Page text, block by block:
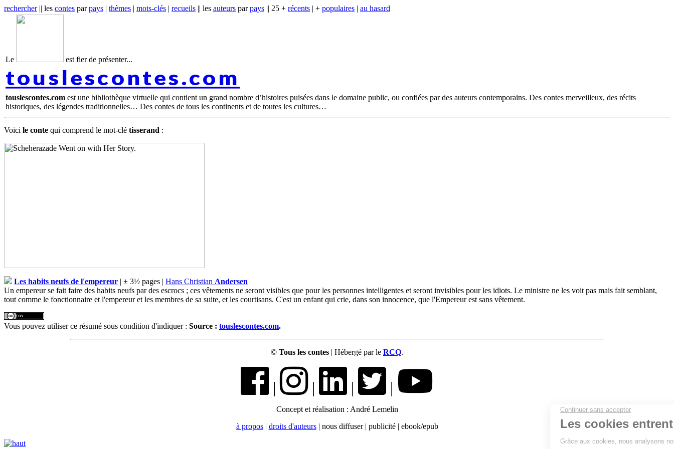
rechercher|| les contes parpays | thèmes | mots-clés | recueils || les auteurs parpays || 25 + récents | + populaires | au hasard
Le est fier de présenter...
touslescontes.com
touslescontes.com est une bibliothèque virtuelle qui contient un grand nombre d’histoires puisées dans le domaine public, ou confiées par des auteurs contemporains. Des contes merveilleux, des récits
historiques, des légendes traditionnelles… Des contes de tous les continents et de toutes les cultures
Voici le conte qui comprend le mot-clé tisserand :
Les habits neufs de l'empereur | ± 3½ pages | Hans Christian Andersen
Un empereur se fait faire des habits neufs par des escrocs ; ces vêtements ne seront visibles que pour les personnes intelligentes et seront invisibles pour les idiots. Le ministre ne les voit pas mais fait semblant,
tout comme le fonctionnaire et l'empereur et les membres de sa suite, et les courtisans. C'est un enfant qui crie, dans son innocence, que l'Empereur est sans vêtement.
Vous pouvez utiliser ce résumé sous condition d'indiquer : Source : touslescontes.com.
© Tous les contes | Hébergé par le RCQ.
| | | |
Concept et réalisation : André Lemelin
à propos| droits d'auteurs| nous diffuser | publicité | ebook/epub